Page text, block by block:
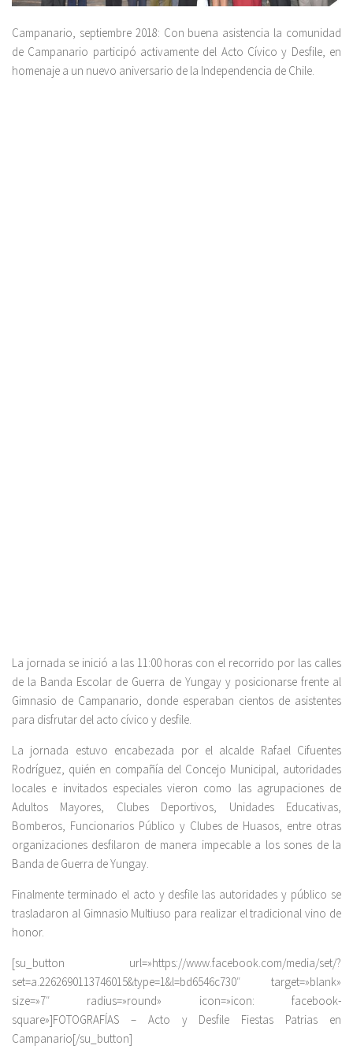
Campanario, septiembre 2018: Con buena asistencia la comunidad
de Campanario participó activamente del Acto Cívico y Desfile, en
homenaje a un nuevo aniversario de la Independencia de Chile.
La jornada se inició a las 11:00 horas con el recorrido por las calles
de la Banda Escolar de Guerra de Yungay y posicionarse frente al
Gimnasio de Campanario, donde esperaban cientos de asistentes
para disfrutar del acto cívico y desfile.
La jornada estuvo encabezada por el alcalde Rafael Cifuentes
Rodríguez, quién en compañía del Concejo Municipal, autoridades
locales e invitados especiales vieron como las agrupaciones de
Adultos Mayores, Clubes Deportivos, Unidades Educativas,
Bomberos, Funcionarios Público y Clubes de Huasos, entre otras
organizaciones desfilaron de manera impecable a los sones de la
Banda de Guerra de Yungay.
Finalmente terminado el acto y desfile las autoridades y público se
trasladaron al Gimnasio Multiuso para realizar el tradicional vino de
honor.
[su_button url=»https://www.facebook.com/media/set/?
set=a.2262690113746015&type=1&l=bd6546c730″ target=»blank»
size=»7″ radius=»round» icon=»icon: facebook-
square»]FOTOGRAFÍAS – Acto y Desfile Fiestas Patrias en
Campanario[/su_button]